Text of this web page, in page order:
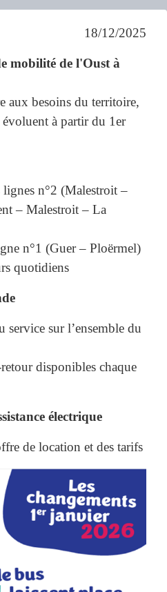
18/12/2025
mobilité de l'Oust à
aux besoins du territoire,
à partir du 1er
lignes n°2 (Malestroit –
– Malestroit – La
n°1 (Guer – Ploërmel)
quotidiens
service sur l’ensemble du
disponibles chaque
électrique
de location et des tarifs